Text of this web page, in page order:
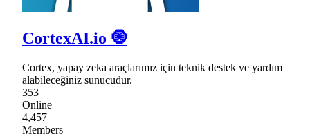
CortexAI.io 🧿
Cortex, yapay zeka araçlarımız için teknik destek ve yardım
alabileceğiniz sunucudur.
353
Online
4,457
Members